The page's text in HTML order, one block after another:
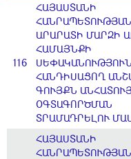
116
ՀԱՅԱՍՏԱՆԻ
ՀԱՆՐԱՊԵՏՈՒԹՅԱՆ
ԱՐԱՐԱՏԻ ՄԱՐԶԻ
ՀԱՄԱՅՆՔԻ
ՍԵՓԱԿԱՆՈՒԹՅՈՒՆ
ՀԱՆԴԻՍԱՑՈՂ
ԳՈՒՅՔՆ
ՕԳՏԱԳՈՐԾՄԱՆ
ՏՐԱՄԱԴՐԵԼՈՒ
ՀԱՅԱՍՏԱՆԻ
ՀԱՆՐԱՊԵՏՈՒԹՅԱՆ